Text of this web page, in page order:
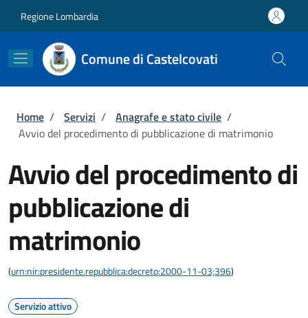
Regione Lombardia
Comune di Castelcovati
Briciole di pane
Home / Servizi / Anagrafe e stato civile /
Avvio del procedimento di pubblicazione di matrimonio
Avvio del procedimento di
pubblicazione di
matrimonio
(urn:nir:presidente.repubblica:decreto:2000-11-03;396)
Servizio attivo